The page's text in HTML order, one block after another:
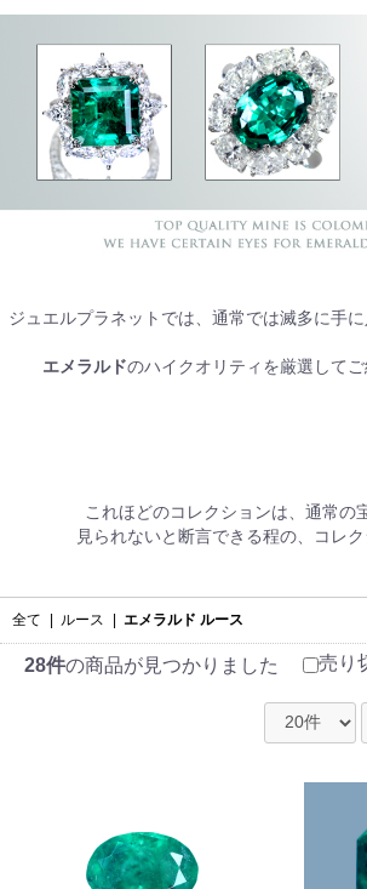
ジュエルプラネットでは、通常では滅多に手
エメラルドのハイクオリティを厳選してご
これほどのコレクションは、通常の
見られないと断言できる程の、コレク
全て | ルース | エメラルド ルース
28件の商品が見つかりました 売り